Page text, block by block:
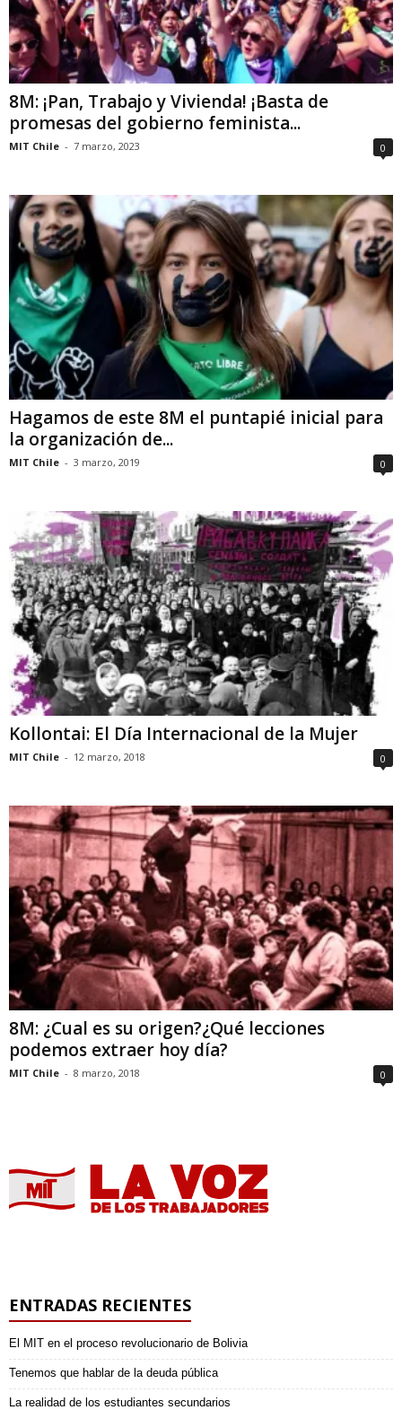
8M: ¡Pan, Trabajo y Vivienda! ¡Basta de
promesas del gobierno feminista...
MIT Chile - 7 marzo, 2023 0
Hagamos de este 8M el puntapié inicial para
la organización de...
MIT Chile - 3 marzo, 2019 0
Kollontai: El Día Internacional de la Mujer
MIT Chile - 12 marzo, 2018 0
8M: ¿Cual es su origen?¿Qué lecciones
podemos extraer hoy día?
MIT Chile - 8 marzo, 2018 0
ENTRADAS RECIENTES
El MIT en el proceso revolucionario de Bolivia
Tenemos que hablar de la deuda pública
La realidad de los estudiantes secundarios